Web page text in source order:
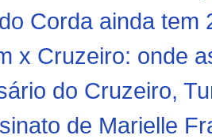
Corda ainda tem
x Cruzeiro: onde
do Cruzeiro,
de Marielle